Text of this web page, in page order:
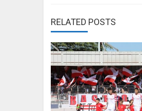
RELATED POSTS